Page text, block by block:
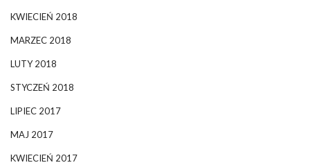
KWIECIEŃ 2018
MARZEC 2018
LUTY 2018
STYCZEŃ 2018
LIPIEC 2017
MAJ 2017
KWIECIEŃ 2017